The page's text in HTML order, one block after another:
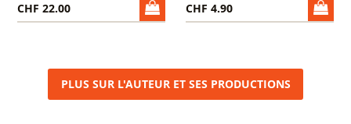
CHF 22.00 CHF 4.90
PLUS SUR L'AUTEUR ET SES PRODUCTIONS